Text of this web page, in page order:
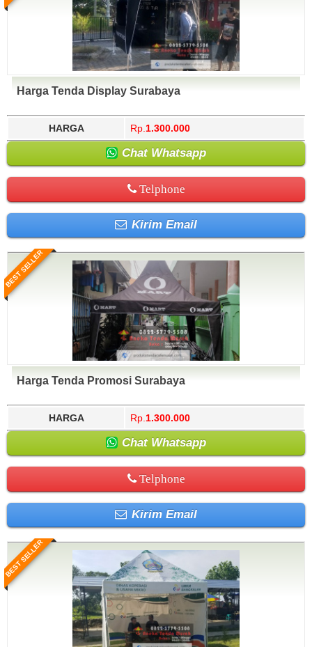
Harga Tenda Display Surabaya
HARGA Rp. 1.300.000
Chat Whatsapp
Telphone
Kirim Email
BEST SELLER
Harga Tenda Promosi Surabaya
HARGA Rp. 1.300.000
Chat Whatsapp
Telphone
Kirim Email
BEST SELLER